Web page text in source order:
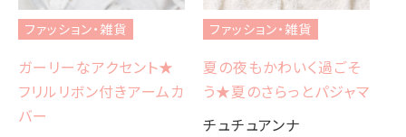
ファッション・雑貨
ガーリーなアクセント★
フリルリボン付きアームカ
バー
ファッション・雑貨
夏の夜もかわいく過ごそ
う★夏のさらっとパジャマ
チュチュアンナ